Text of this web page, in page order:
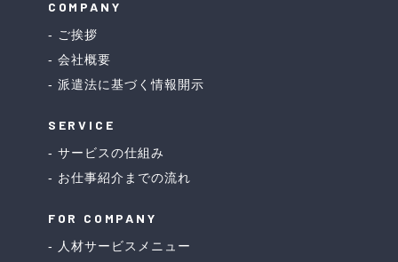
COMPANY
ご挨拶
会社概要
派遣法に基づく情報開示
SERVICE
サービスの仕組み
お仕事紹介までの流れ
FOR COMPANY
人材サービスメニュー